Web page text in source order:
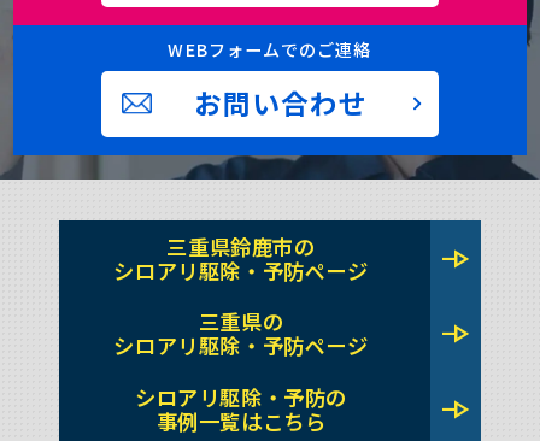
WEBフォームでのご連絡
お問い合わせ
三重県鈴鹿市の
シロアリ駆除・予防ページ
line_end_arrow
三重県の
シロアリ駆除・予防ページ
line_end_arrow
シロアリ駆除・予防の
事例一覧はこちら
line_end_arrow